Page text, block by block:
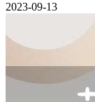
2023-09-13